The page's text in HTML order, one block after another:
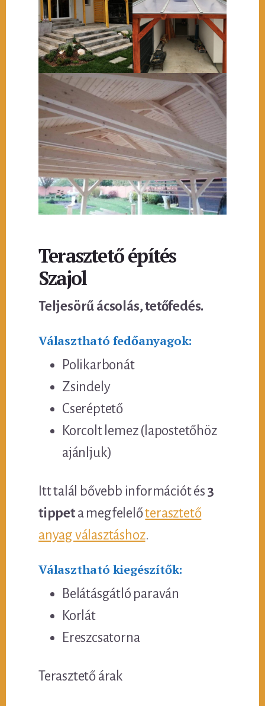
Terasztető építés
Szajol
Teljesörű ácsolás, tetőfedés.
Választható fedőanyagok:
Polikarbonát
Zsindely
Cseréptető
Korcolt lemez (lapostetőhöz
ajánljuk)
Itt talál bővebb információt és 3
tippeta megfelelőterasztető
anyag választáshoz.
Választható kiegészítők:
Belátásgátló paraván
Korlát
Ereszcsatorna
Terasztető árak